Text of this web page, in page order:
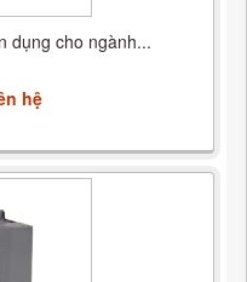
dụng cho ngành...
hệ